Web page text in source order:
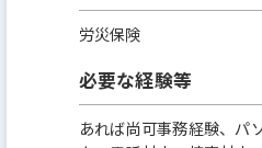
労災保険
必要な経験等
あれば尚可事務経験、パ